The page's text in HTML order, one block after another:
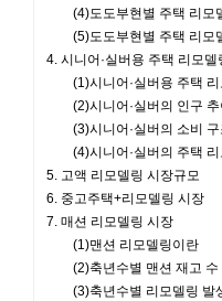
(4)도도부현별 주택 리모
(5)도도부현별 주택 리모델
4. 시니어·실버용 주택 리모델
(1)시니어·실버용 주택 리
(2)시니어·실버의 인구 추
(3)시니어·실버의 소비 구
(4)시니어·실버의 주택 리
5. 고액 리모델링 시장규모
6. 중고주택+리모델링 시장
7. 매션 리모델링 시장
(1)맨션 리모델링이란
(2)축년수별 맨션 재고 수
(3)축년수별 리모델링 발